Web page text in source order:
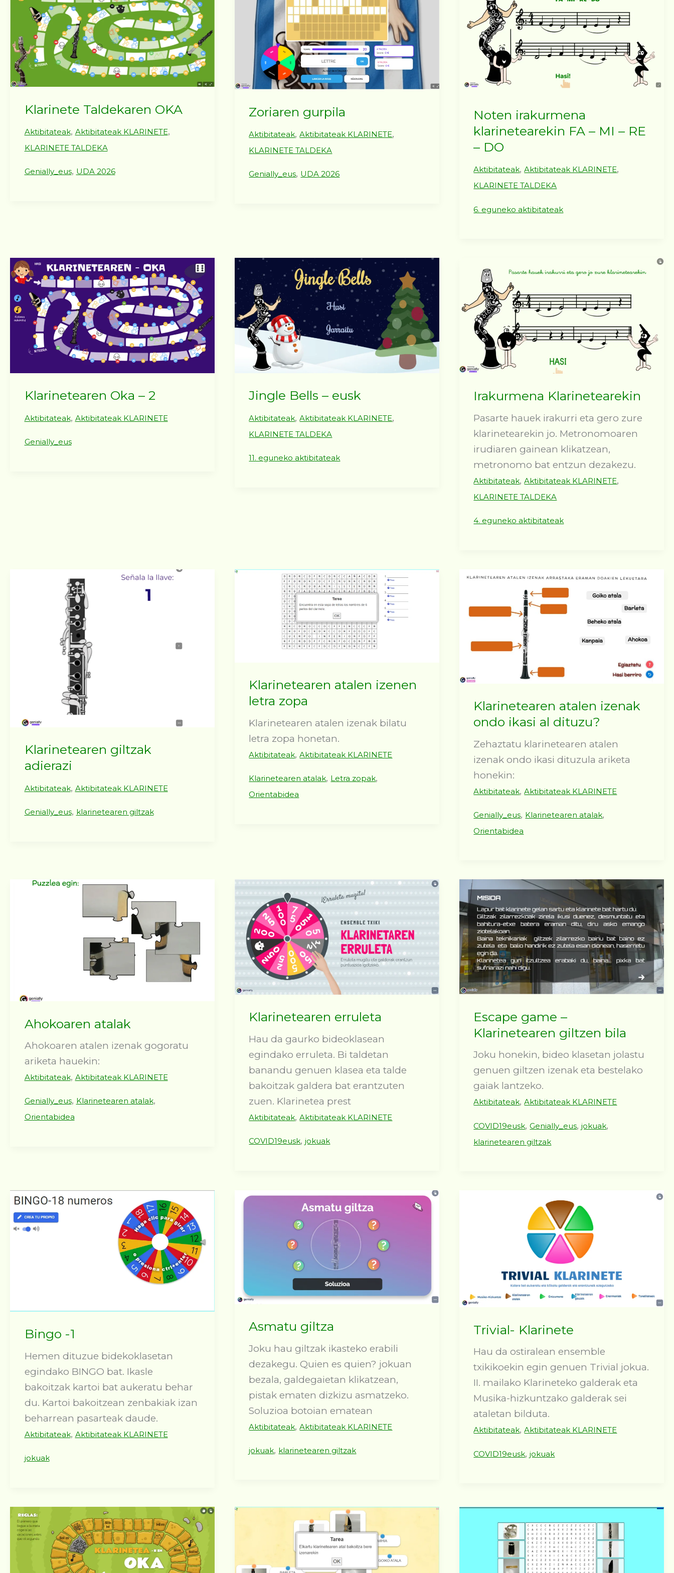
Klarinete Taldekaren OKA
Aktibitateak, Aktibitateak KLARINETE,
KLARINETE TALDEKA
Genially_eus, UDA 2026
Zoriaren gurpila
Aktibitateak,Aktibitateak KLARINETE,
KLARINETE TALDEKA
Genially_eus, UDA 2026
Noten irakurmena
klarinetearekin FA – MI – RE
– DO
Aktibitateak,Aktibitateak KLARINETE,
KLARINETE TALDEKA
6. eguneko aktibitateak
Klarinetearen Oka – 2
Aktibitateak, Aktibitateak KLARINETE
Genially_eus
Jingle Bells – eusk
Aktibitateak,Aktibitateak KLARINETE,
KLARINETE TALDEKA
11. eguneko aktibitateak
Irakurmena Klarinetearekin
Pasarte hauek irakurri eta gero zure
klarinetearekin jo. Metronomoaren
irudiaren gainean klikatzean,
metronomo bat entzun dezakezu.
Aktibitateak,Aktibitateak KLARINETE,
KLARINETE TALDEKA
4. eguneko aktibitateak
Klarinetearen giltzak
adierazi
Aktibitateak, Aktibitateak KLARINETE
Genially_eus, klarinetearen giltzak
Klarinetearen atalen izenen
letra zopa
Klarinetearen atalen izenak bilatu
letra zopa honetan.
Aktibitateak,Aktibitateak KLARINETE
Klarinetearen atalak, Letra zopak,
Orientabidea
Klarinetearen atalen izenak
ondo ikasi al dituzu?
Zehaztatu klarinetearen atalen
izenak ondo ikasi dituzula ariketa
honekin:
Aktibitateak,Aktibitateak KLARINETE
Genially_eus, Klarinetearen atalak,
Orientabidea
Ahokoaren atalak
Ahokoaren atalen izenak gogoratu
ariketa hauekin:
Aktibitateak, Aktibitateak KLARINETE
Genially_eus, Klarinetearen atalak,
Orientabidea
Klarinetearen erruleta
Hau da gaurko bideoklasean
egindako erruleta. Bi taldetan
banandu genuen klasea eta talde
bakoitzak galdera bat erantzuten
zuen. Klarinetea prest
Aktibitateak,Aktibitateak KLARINETE
COVID19eusk,jokuak
Escape game –
Klarinetearen giltzen bila
Joku honekin, bideo klasetan jolastu
genuen giltzen izenak eta bestelako
gaiak lantzeko.
Aktibitateak,Aktibitateak KLARINETE
COVID19eusk,Genially_eus,jokuak,
klarinetearen giltzak
Bingo -1
Hemen dituzue bidekoklasetan
egindako BINGO bat. Ikasle
bakoitzak kartoi bat aukeratu behar
du. Kartoi bakoitzean zenbakiak izan
beharrean pasarteak daude.
Aktibitateak, Aktibitateak KLARINETE
jokuak
Asmatu giltza
Joku hau giltzak ikasteko erabili
dezakegu. Quien es quien? jokuan
bezala, galdegaietan klikatzean,
pistak ematen dizkizu asmatzeko.
Soluzioa botoian ematean
Aktibitateak,Aktibitateak KLARINETE
jokuak, klarinetearen giltzak
Trivial- Klarinete
Hau da ostiralean ensemble
txikikoekin egin genuen Trivial jokua.
II. mailako Klarineteko galderak eta
Musika-hizkuntzako galderak sei
ataletan bilduta.
Aktibitateak,Aktibitateak KLARINETE
COVID19eusk,jokuak